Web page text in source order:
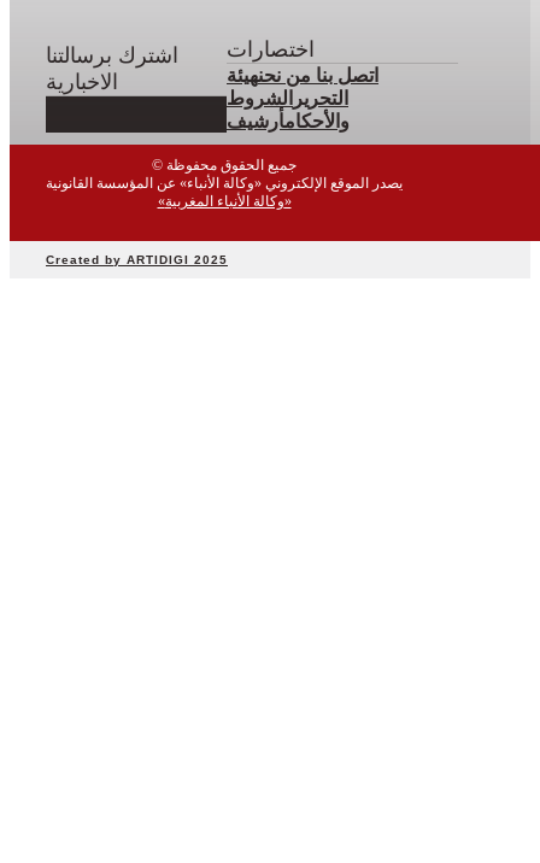
اشترك برسالتنا
الاخبارية
اختصارات
اتصل بنا من نحنهيئة
التحرير الشروط
والأحكامأرشيف
© جميع الحقوق محفوظة
يصدر الموقع الإلكتروني «وكالة الأنباء» عن المؤسسة القانونية
«وكالة الأنباء المغربية»
Created by ARTIDIGI 2025